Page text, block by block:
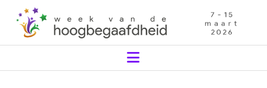
Navigation